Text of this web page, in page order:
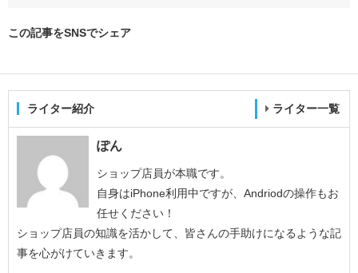
この記事をSNSでシェア
ライター紹介 ライター一覧
ぽん
ショップ店員が本職です。
自身はiPhone利用中ですが、Andriodの操作もお
任せください！
ショップ店員の知識を活かして、皆さんの手助けになるような記
事を心がけていきます。